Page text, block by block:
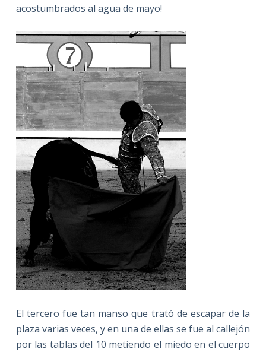
acostumbrados al agua de mayo!
El tercero fue tan manso que trató de escapar de la
plaza varias veces, y en una de ellas se fue al callejón
por las tablas del 10 metiendo el miedo en el cuerpo